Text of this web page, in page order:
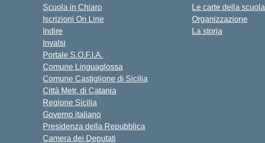
Scuola in Chiaro
Iscrizioni On Line
Indire
Invalsi
Portale S.O.F.I.A.
Comune Linguaglossa
Comune Castiglione di Sicilia
Città Metr. di Catania
Regione Sicilia
Governo italiano
Presidenza della Repubblica
Camera dei Deputati
Le carte della scuola
Organizzazione
La storia